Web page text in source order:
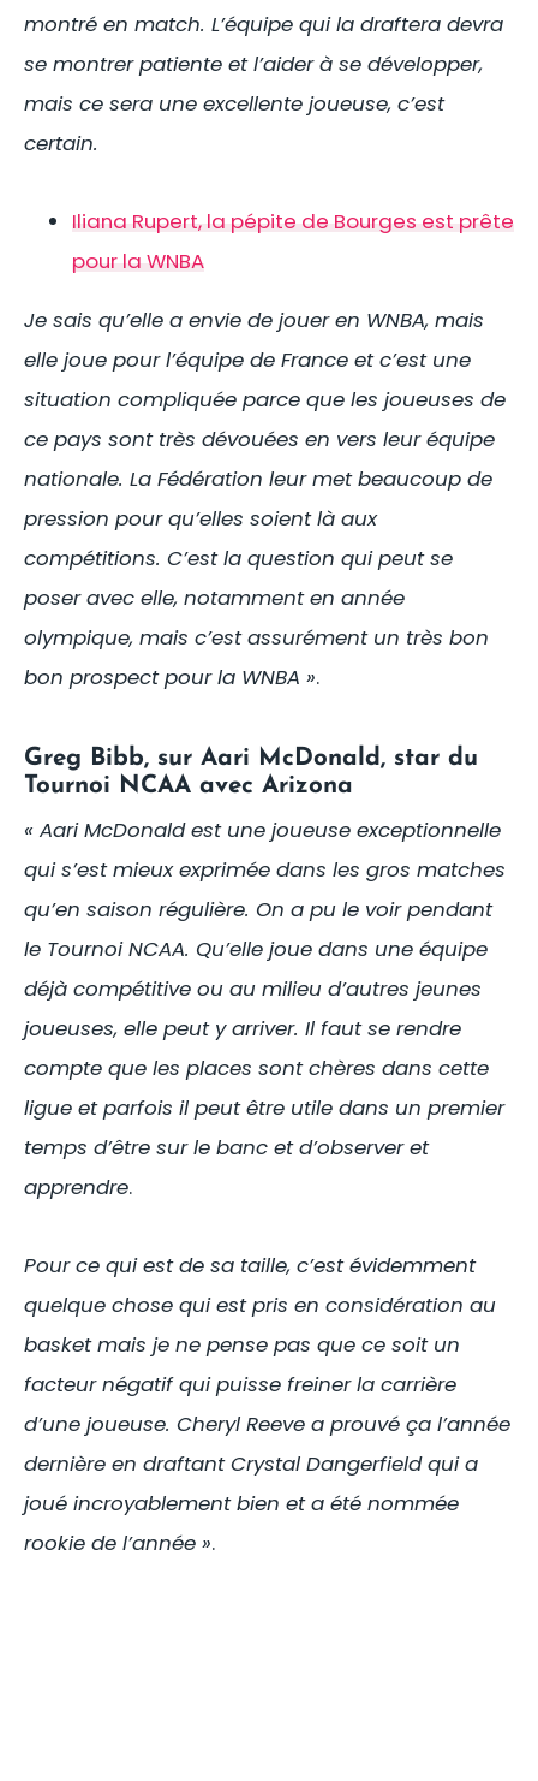
montré en match. L’équipe qui la draftera devra
se montrer patiente et l’aider à se développer,
mais ce sera une excellente joueuse, c’est
certain.
Iliana Rupert, la pépite de Bourges est prête
pour la WNBA
Je sais qu’elle a envie de jouer en WNBA, mais
elle joue pour l’équipe de France et c’est une
situation compliquée parce que les joueuses de
ce pays sont très dévouées en vers leur équipe
nationale. La Fédération leur met beaucoup de
pression pour qu’elles soient là aux
compétitions. C’est la question qui peut se
poser avec elle, notamment en année
olympique, mais c’est assurément un très bon
bon prospect pour la WNBA ».
Greg Bibb, sur Aari McDonald, star du
Tournoi NCAA avec Arizona
« Aari McDonald est une joueuse exceptionnelle
qui s’est mieux exprimée dans les gros matches
qu’en saison régulière. On a pu le voir pendant
le Tournoi NCAA. Qu’elle joue dans une équipe
déjà compétitive ou au milieu d’autres jeunes
joueuses, elle peut y arriver. Il faut se rendre
compte que les places sont chères dans cette
ligue et parfois il peut être utile dans un premier
temps d’être sur le banc et d’observer et
apprendre.
Pour ce qui est de sa taille, c’est évidemment
quelque chose qui est pris en considération au
basket mais je ne pense pas que ce soit un
facteur négatif qui puisse freiner la carrière
d’une joueuse. Cheryl Reeve a prouvé ça l’année
dernière en draftant Crystal Dangerfield qui a
joué incroyablement bien et a été nommée
rookie de l’année ».